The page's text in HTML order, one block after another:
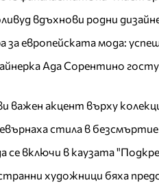
вдъхнови родни
за европейската мода:
Ада Сорентино
важен акцент върху
стила в безсмъртие
се включи в каузата
художници бяха